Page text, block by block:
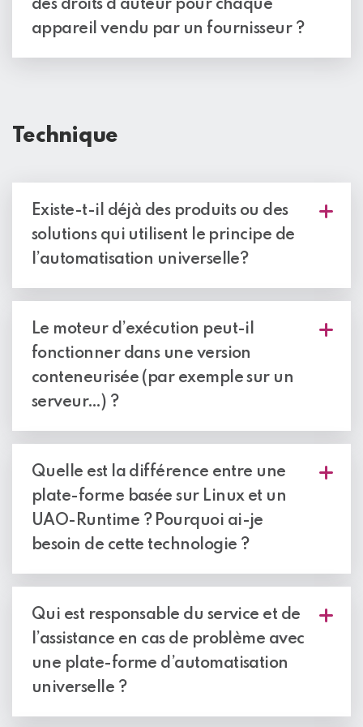
plateforme.
des droits d’auteur pour chaque
appareil vendu par un fournisseur ?
fournisseurs d’appareils peuvent vendre autant
d’appareils qu’ils le souhaitent en s’acquittant
Technique
Existe-t-il déjà des produits ou des
solutions qui utilisent le principe de
l’automatisation universelle?
Oui, veuillez consulter la page dédiée.
Le moteur d’exécution peut-il
fonctionner dans une version
conteneurisée (par exemple sur un
serveur…) ?
Il est certain quele runtime est adapté pour être
exécuté dans un conteneurqui pourrait fonctionner
par exemple sur un serveur.
Uneversion prête à l’emploiexiste déjà (voir
dPACde Schneider Electric) et d’autres seront
Quelle est la différence entre une
plate-forme basée sur Linux et un
UAO-Runtime ? Pourquoi ai-je
besoin de cette technologie ?
Les plateformes basées sur Linux et l’UAO résolvent
des problèmes différents.
Les plateformes d’automatisation basées surLinux
permettent à l’utilisateur de réaliser des applications
de contrôle en temps réel et d’exécuter d’autres
Qui est responsable du service et de
l’assistance en cas de problème avec
une plate-forme d’automatisation
universelle ?